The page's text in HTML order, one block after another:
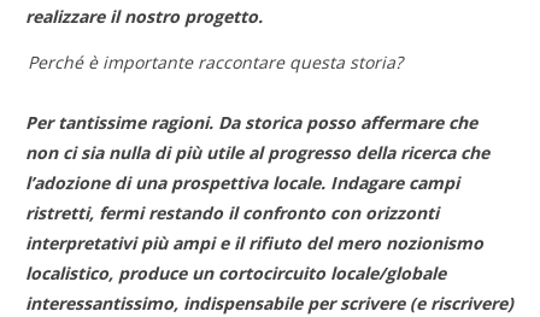
realizzare il nostro progetto.
Perché è importante raccontare questa storia?
Per tantissime ragioni. Da storica posso affermare che
non ci sia nulla di più utile al progresso della ricerca che
l’adozione di una prospettiva locale. Indagare campi
ristretti, fermi restando il confronto con orizzonti
interpretativi più ampi e il rifiuto del mero nozionismo
localistico, produce un cortocircuito locale/globale
interessantissimo, indispensabile per scrivere (e riscrivere)